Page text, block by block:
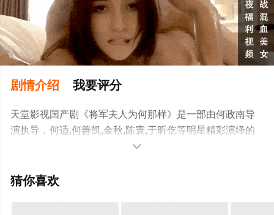
剧情介绍 我要评分
天堂影视国产剧《将军夫人为何那样》是一部由何政南导
演执导，何适,何善凯,金秋,陈寰,于昕仡等明星精彩演绎的
大陆电视剧，手机免费观看高清无删减完整版电视剧全集
视猫或剧情网等平台了解。

猜你喜欢